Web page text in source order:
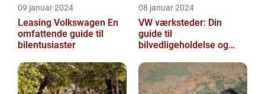
09 januar 2024
Leasing Volkswagen En
omfattende guide til
bilentusiaster
08 januar 2024
VW værksteder: Din
guide til
bilvedligeholdelse og